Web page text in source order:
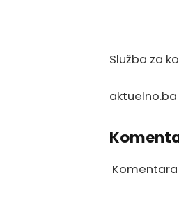
Služba za
aktuelno.ba
Komentara